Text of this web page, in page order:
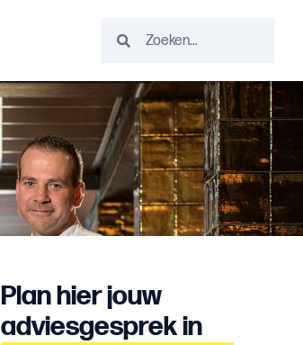
Plan hier jouw
adviesgesprek in